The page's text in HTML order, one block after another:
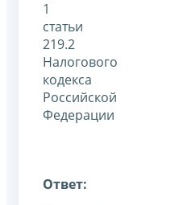
1
статьи
219.2
Налогового
кодекса
Российской
Федерации
Ответ: